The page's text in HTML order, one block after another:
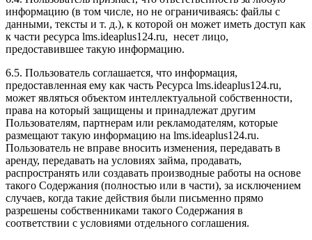
информацию (в том числе, но не ограничиваясь: файлы с
данными, тексты и т. д.), к которой он может иметь доступ как
к части ресурса lms.ideaplus124.ru, несет лицо,
предоставившее такую информацию.
6.5. Пользователь соглашается, что информация,
предоставленная ему как часть Ресурса lms.ideaplus124.ru,
может являться объектом интеллектуальной собственности,
права на который защищены и принадлежат другим
Пользователям, партнерам или рекламодателям, которые
размещают такую информацию на lms.ideaplus124.ru.
Пользователь не вправе вносить изменения, передавать в
аренду, передавать на условиях займа, продавать,
распространять или создавать производные работы на основе
такого Содержания (полностью или в части), за исключением
случаев, когда такие действия были письменно прямо
разрешены собственниками такого Содержания в
соответствии с условиями отдельного соглашения.